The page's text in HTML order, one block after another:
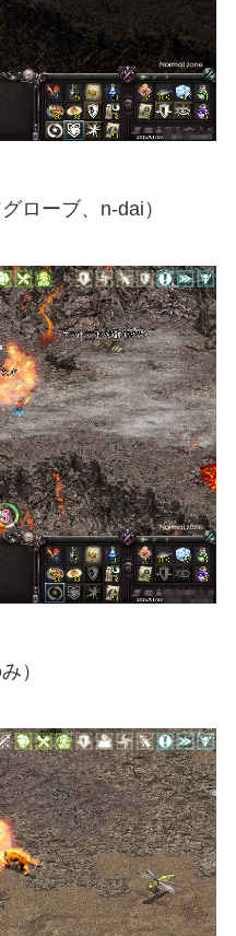
ローブ、n-dai）
）